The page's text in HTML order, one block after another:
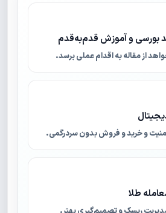
بورسی و آموزش قدم‌به‌قدم
از مقاله به اقدام عملی برسد.
و خرید و فروش بدون سردرگمی.
طلا